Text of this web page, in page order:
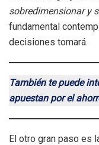
sobredimensionar y
fundamental
decisiones tomará.
También te puede
apuestan por el
El otro gran paso es